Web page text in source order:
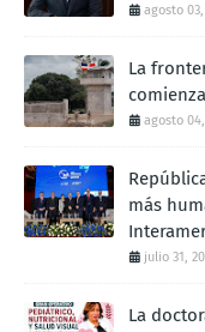
agosto
La
agosto
más
julio 31,
La